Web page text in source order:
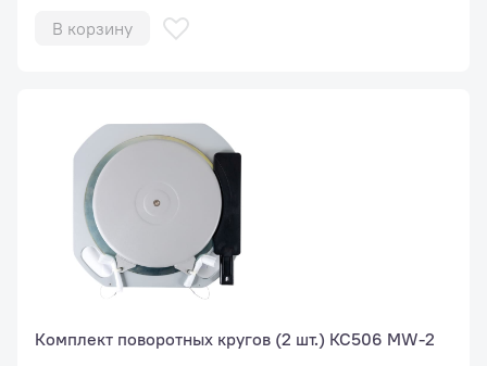
В корзину
Комплект поворотных кругов (2 шт.) КС506 MW-2